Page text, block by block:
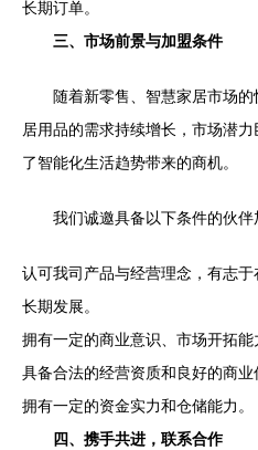
长期订单。
三、市场前景与加盟条件
随着新零售、智慧家居市场
居用品的需求持续增长，市场潜
了智能化生活趋势带来的商机。
我们诚邀具备以下条件的伙伴
认可我司产品与经营理念，有志
长期发展。
拥有一定的商业意识、市场开拓能
具备合法的经营资质和良好的商业
拥有一定的资金实力和仓储能力。
四、携手共进，联系合作